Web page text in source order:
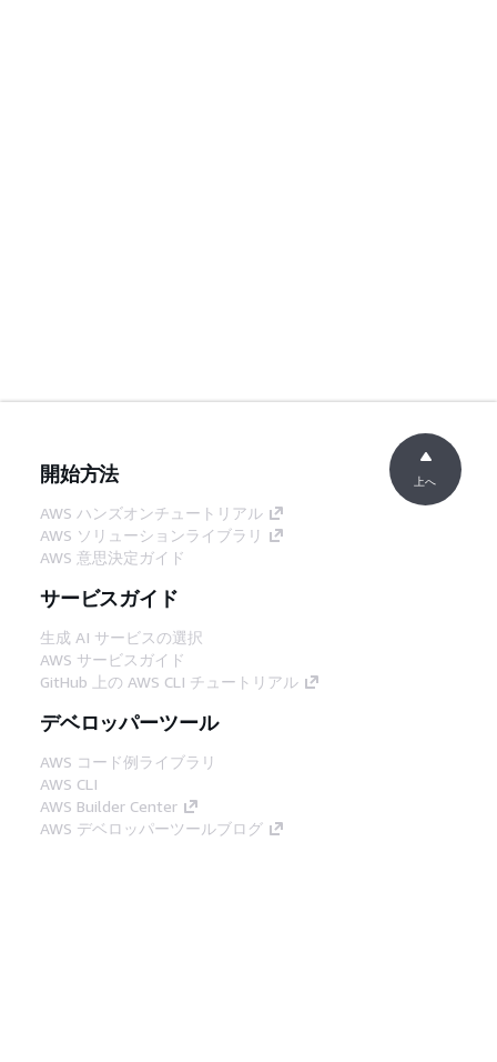
開始方法
AWS ハンズオンチュートリアル
AWS ソリューションライブラリ
AWS 意思決定ガイド
サービスガイド
生成 AI サービスの選択
AWS サービスガイド
GitHub 上の AWS CLI チュートリアル
デベロッパーツール
AWS コード例ライブラリ
AWS CLI
AWS Builder Center
AWS デベロッパーツールブログ
上へ